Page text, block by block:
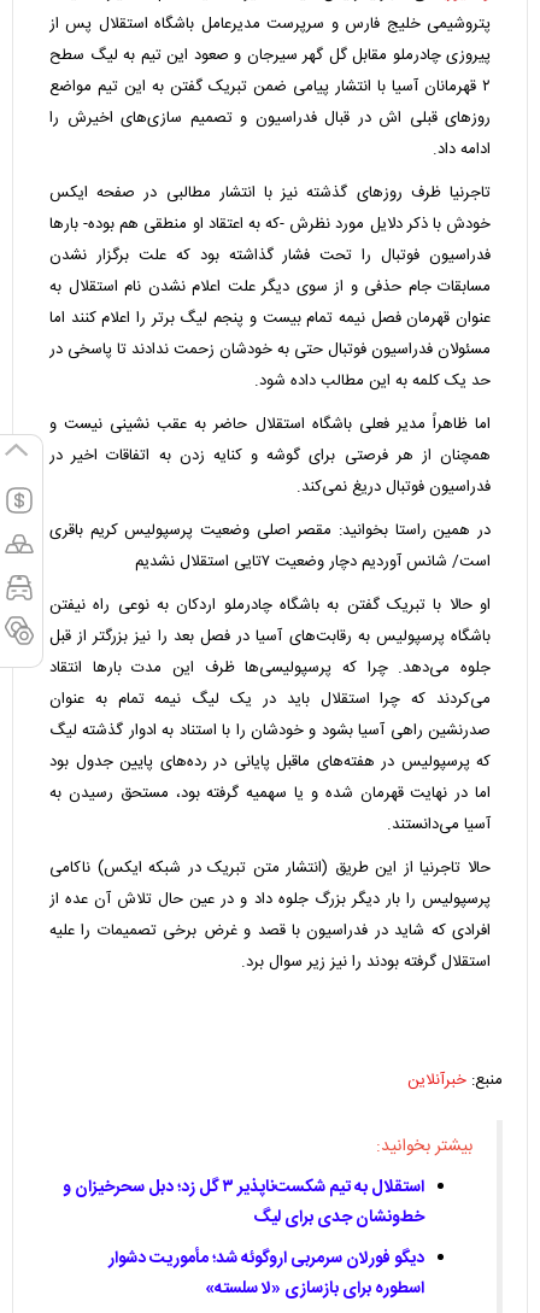
پتروشیمی خلیج فارس و سرپرست مدیرعامل باشگاه استقلال پس از
پیروزی چادرملو مقابل گل گهر سیرجان و صعود این تیم به لیگ سطح
۲ قهرمانان آسیا با انتشار پیامی ضمن تبریک گفتن به این تیم مواضع
روزهای قبلی اش در قبال فدراسیون و تصمیم سازی‌های اخیرش را
ادامه داد.
تاجرنیا ظرف روزهای گذشته نیز با انتشار مطالبی در صفحه ایکس
خودش با ذکر دلایل مورد نظرش -که به اعتقاد او منطقی هم بوده- بارها
فدراسیون فوتبال را تحت فشار گذاشته بود که علت برگزار نشدن
مسابقات جام حذفی و از سوی دیگر علت اعلام نشدن نام استقلال به
عنوان قهرمان فصل نیمه تمام بیست و پنجم لیگ برتر را اعلام کنند اما
مسئولان فدراسیون فوتبال حتی به خودشان زحمت ندادند تا پاسخی در
حد یک کلمه به این مطالب داده شود.
اما ظاهراً مدیر فعلی باشگاه استقلال حاضر به عقب نشینی نیست و
همچنان از هر فرصتی برای گوشه و کنایه زدن به اتفاقات اخیر در
فدراسیون فوتبال دریغ نمی‌کند.
در همین راستا بخوانید: مقصر اصلی وضعیت پرسپولیس کریم باقری
است/ شانس آوردیم دچار وضعیت ۷تایی استقلال نشدیم
او حالا با تبریک گفتن به باشگاه چادرملو اردکان به نوعی راه نیفتن
باشگاه پرسپولیس به رقابت‌های آسیا در فصل بعد را نیز بزرگتر از قبل
جلوه می‌دهد. چرا که پرسپولیسی‌ها ظرف این مدت بارها انتقاد
می‌کردند که چرا استقلال باید در یک لیگ نیمه تمام به عنوان
صدرنشین راهی آسیا بشود و خودشان را با استناد به ادوار گذشته لیگ
که پرسپولیس در هفته‌های ماقبل پایانی در رده‌های پایین جدول بود
اما در نهایت قهرمان شده و یا سهمیه گرفته بود، مستحق رسیدن به
آسیا می‌دانستند.‌
حالا تاجرنیا از این طریق (انتشار متن تبریک در شبکه ایکس) ناکامی
پرسپولیس را بار دیگر بزرگ جلوه داد و در عین حال تلاش آن عده از
افرادی که شاید در فدراسیون با قصد و غرض برخی تصمیمات را علیه
استقلال گرفته بودند را نیز زیر سوال برد.
منبع: خبرآنلاین
بیشتر بخوانید:
استقلال به تیم شکست‌ناپذیر ۳ گل زد؛ دبل سحرخیزان و
خط‌ونشان جدی برای لیگ
دیگو فورلان سرمربی اروگوئه شد؛ مأموریت دشوار
اسطوره برای بازسازی «لا سلسته»